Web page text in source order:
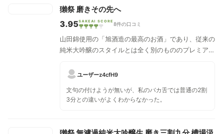
獺祭 磨きその先へ
3.95SAKEAI SCORE 8件の口コミ
山田錦使用の「旭酒造の最高のお酒」であり、従来の
純米大吟醸のスタイルとは全く別のもののプレミアム
ユーザーz4cfH9
文句の付けようが無いが、私のバカ舌では普通の2割
3分との違いがよくわからなかった。